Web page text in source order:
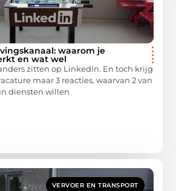
waarom je
en wat wel
zitten op LinkedIn. En toch krijg
maar 3 reacties, waarvan 2 van
diensten willen
VERVOER EN TRANSPORT